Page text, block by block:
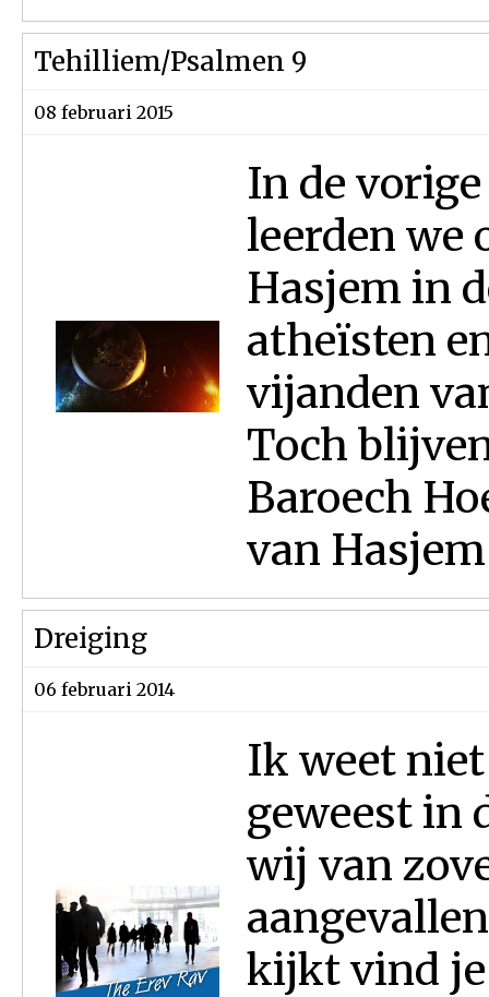
Tehilliem/Psalmen 9
08 februari 2015
In de
leerden we
Hasjem in
atheïsten
vijanden
Toch
Baroech
van
Dreiging
06 februari 2014
Ik weet
geweest in
wij van
kijkt vind